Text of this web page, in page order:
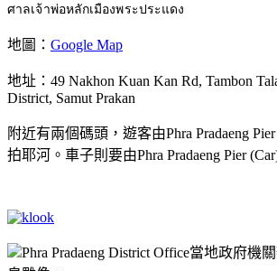
ศาลเจ้าพ่อหลักเมืองพระประแดง
地圖： Google Map
地址：49 Nakhon Kuan Kan Rd, Tambon
District, Samut Prakan
附近有兩個碼頭，遊客由Phra Pradaeng Pier
拍耶河。車子則要由Phra Pradaeng Pier
Phra Pradaeng District Office當地政府機